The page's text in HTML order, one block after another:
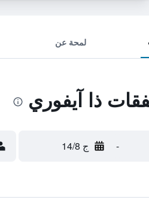
لمحة عن
ذا آيفوري
- ج 14/8